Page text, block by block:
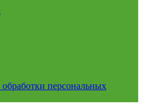
персональных